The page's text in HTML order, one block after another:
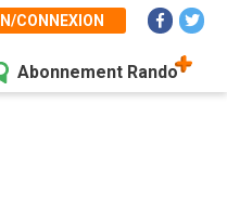
CONNEXION
Abonnement Rando